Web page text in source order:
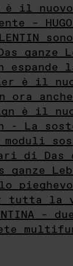
è il
–
Das
è il
ora
è il
- La
di Das
tutta la
–